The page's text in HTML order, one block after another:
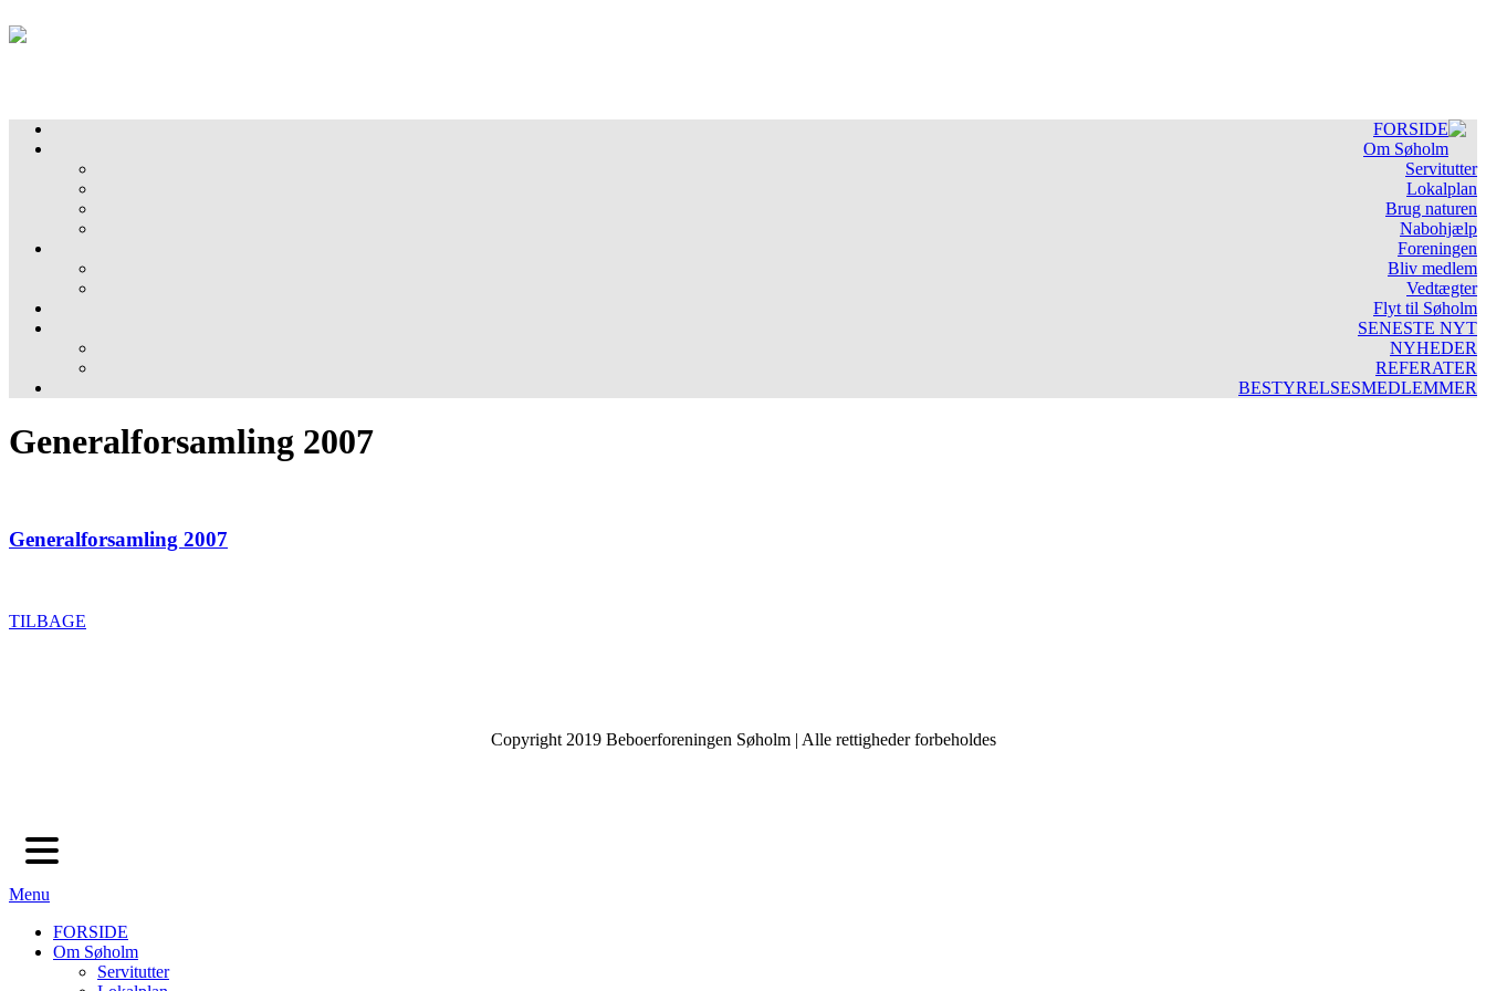
FORSIDE
Om Søholm
Servitutter
Lokalplan
Brug naturen
Nabohjælp
Foreningen
Bliv medlem
Vedtægter
Flyt til Søholm
SENESTE NYT
NYHEDER
REFERATER
BESTYRELSESMEDLEMMER
Generalforsamling 2007
Generalforsamling 2007
TILBAGE
Copyright 2019 Beboerforeningen Søholm | Alle rettigheder forbeholdes
Menu
FORSIDE
Om Søholm
Servitutter